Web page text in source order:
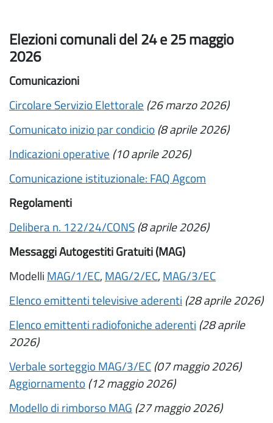
Elezioni comunali del 24 e 25 maggio
2026
Comunicazioni
Circolare Servizio Elettorale (26 marzo 2026)
Comunicato inizio par condicio (8 aprile 2026)
Indicazioni operative (10 aprile 2026)
Comunicazione istituzionale: FAQ Agcom
Regolamenti
Delibera n. 122/24/CONS (8 aprile 2026)
Messaggi Autogestiti Gratuiti (MAG)
Modelli MAG/1/EC, MAG/2/EC, MAG/3/EC
Elenco emittenti televisive aderenti (28 aprile 2026)
Elenco emittenti radiofoniche aderenti (28 aprile
2026)
Verbale sorteggio MAG/3/EC (07 maggio 2026)
Aggiornamento (12 maggio 2026)
Modello di rimborso MAG (27 maggio 2026)